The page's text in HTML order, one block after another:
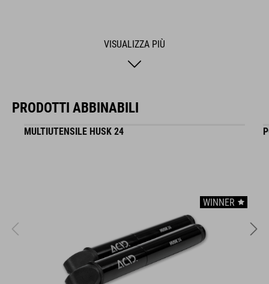
per biciclette di alta gamma. Dettagli sofisticati, funzionalità
elevata e innovazioni intelligenti sono i tratti distintivi dei
nostri prodotti. Questo brand si contraddistingue anche per il
usable as handlebar bag
main compartment incl. pocket division
VISUALIZZA PIÙ
PRODOTTI ABBINABILI
MULTIUTENSILE HUSK 24
WINNER